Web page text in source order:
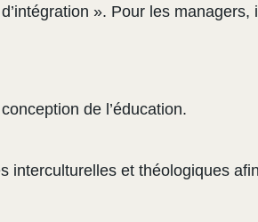
». Pour les managers,
de l’éducation.
interculturelles et théologiques